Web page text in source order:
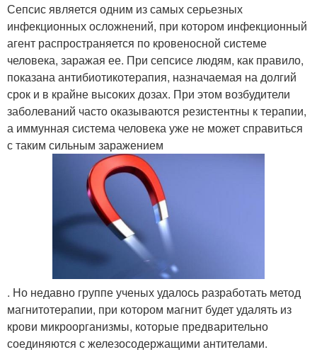
Сепсис является одним из самых серьезных
инфекционных осложнений, при котором инфекционный
агент распространяется по кровеносной системе
человека, заражая ее. При сепсисе людям, как правило,
показана антибиотикотерапия, назначаемая на долгий
срок и в крайне высоких дозах. При этом возбудители
заболеваний часто оказываются резистентны к терапии,
а иммунная система человека уже не может справиться
с таким сильным заражением
. Но недавно группе ученых удалось разработать метод
магнитотерапии, при котором магнит будет удалять из
крови микроорганизмы, которые предварительно
соединяются с железосодержащими антителами.